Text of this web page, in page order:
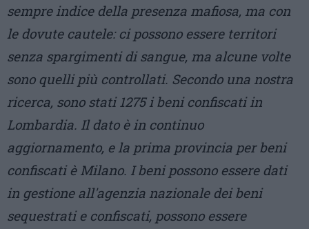
sempre indice della presenza mafiosa, ma con
le dovute cautele: ci possono essere territori
senza spargimenti di sangue, ma alcune volte
sono quelli più controllati. Secondo una nostra
ricerca, sono stati 1275 i beni confiscati in
Lombardia. Il dato è in continuo
aggiornamento, e la prima provincia per beni
confiscati è Milano. I beni possono essere dati
in gestione all'agenzia nazionale dei beni
sequestrati e confiscati, possono essere